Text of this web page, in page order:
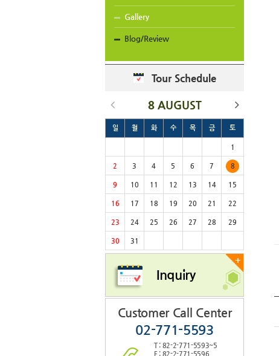
Gallery
Blog/Review
Tour Schedule
8 AUGUST
일 월 화 수 목 금 토
1
2 3 4 5 6 7 8
9 10 11 12 13 14 15
16 17 18 19 20 21 22
23 24 25 26 27 28 29
30 31
+
Inquiry
Customer Call Center
02-771-5593
T : 82-2-771-5593~5
F : 82-2-771-5596